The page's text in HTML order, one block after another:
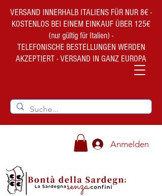
VERSAND INNERHALB ITALIENS FÜR NUR 8€ -
KOSTENLOS BEI EINEM EINKAUF ÜBER 125€
(nur gültig für Italien) -
TELEFONISCHE BESTELLUNGEN WERDEN
AKZEPTIERT - VERSAND IN GANZ EUROPA
Anmelden